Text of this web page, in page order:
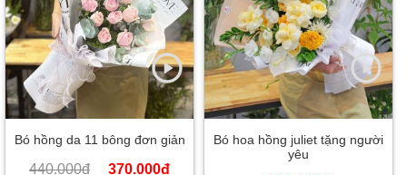
Bó hồng da 11 bông đơn giản
440.000đ 370.000đ
Bó hoa hồng juliet tặng người
yêu